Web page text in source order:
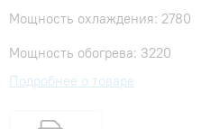
Мощность охлаждения: 2780
Мощность обогрева: 3220
Подробнее о товаре